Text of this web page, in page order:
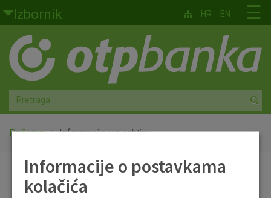
Skoči na glavni sadržaj
Izbornik
Građani
Privatno bankarstvo
Agro
Mala poduzeća i obrtnici
Srednja i velika poduzeća
Globalna tržišta
☰
HR EN
Početna Informacije uz zahtjev
Informacije uz zahtjev
Informacije o postavkama
kolačića